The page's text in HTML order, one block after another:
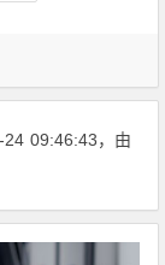
24 09:46:43，由